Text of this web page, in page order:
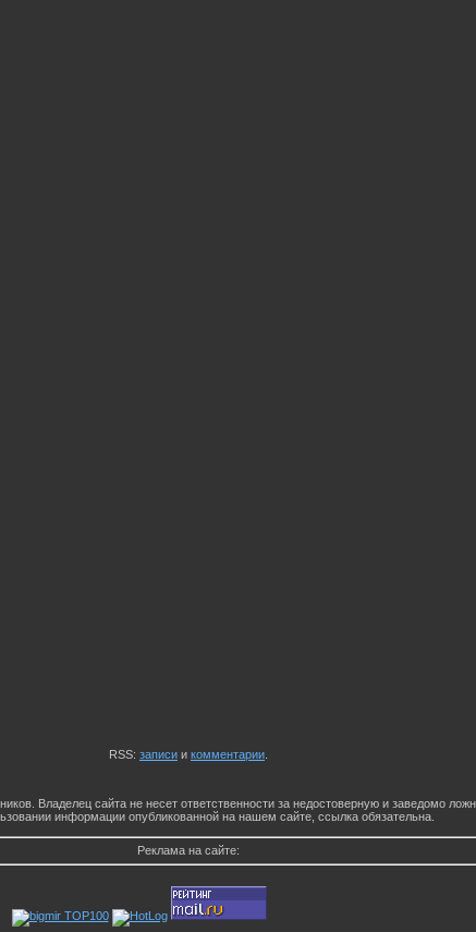
RSS: записи и комментарии
Владелец сайта не несет ответственности за недостоверную и заведомо
информации опубликованной на нашем сайте, ссылка обязательна.
Реклама на сайте: